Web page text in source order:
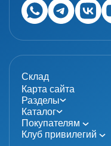
Склад
Карта сайта
Разделы
Каталог
Покупателям
Клуб привилегий